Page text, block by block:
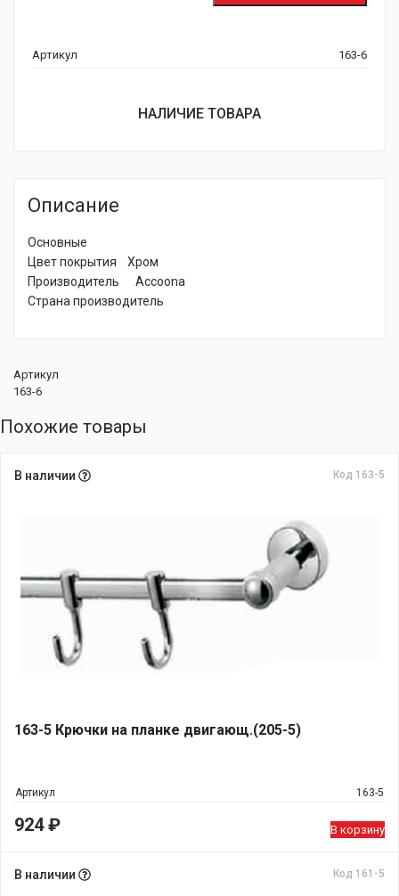
Артикул 163-6
НАЛИЧИЕ ТОВАРА
Описание
Основные
Цвет покрытия Хром
Производитель Accoona
Страна производитель
Артикул
163-6
Похожие товары
В наличии Код 163-5
163-5 Крючки на планке двигающ.(205-5)
Артикул 163-5
924₽ В корзину
В наличии Код 161-5